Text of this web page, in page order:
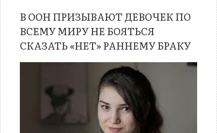
В ООН ПРИЗЫВАЮТ ДЕВОЧЕК ПО
ВСЕМУ МИРУ НЕ БОЯТЬСЯ
СКАЗАТЬ «НЕТ» РАННЕМУ БРАКУ